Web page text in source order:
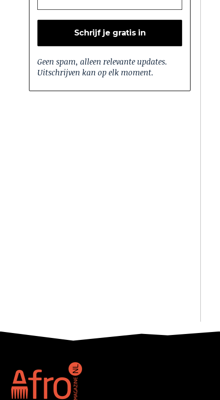
Geen spam, alleen relevante updates.
Uitschrijven kan op elk moment.